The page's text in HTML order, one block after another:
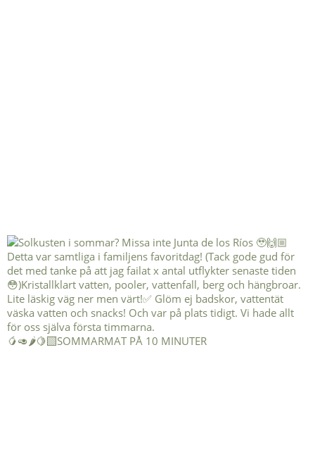
🥭🥑🌶️🍋‍🟩SOMMARMAT PÅ 10 MINUTER